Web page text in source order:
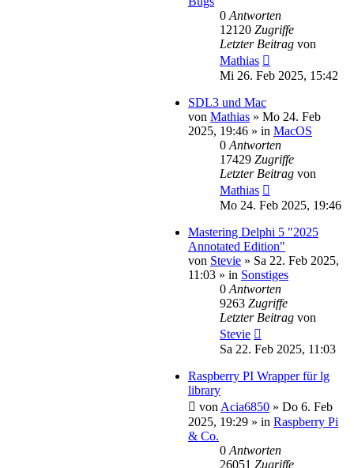
0 Antworten
12120 Zugriffe
Letzter Beitrag von
Mathias
Mi 26. Feb 2025, 15:42
SDL3 und Mac
von Mathias » Mo 24. Feb
2025, 19:46 » in MacOS
0 Antworten
17429 Zugriffe
Letzter Beitrag von
Mathias
Mo 24. Feb 2025, 19:46
Mastering Delphi 5 "2025
Annotated Edition"
von Stevie » Sa 22. Feb 2025,
11:03 » in Sonstiges
0 Antworten
9263 Zugriffe
Letzter Beitrag von
Stevie
Sa 22. Feb 2025, 11:03
Raspberry PI Wrapper für lg
library
von Acia6850 » Do 6. Feb
2025, 19:29 » in Raspberry Pi
& Co.
0 Antworten
26051 Zugriffe